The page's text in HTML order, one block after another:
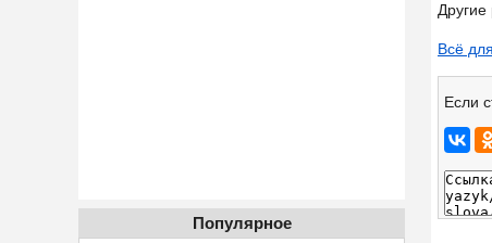
Другие
Всё
Если
Популярное